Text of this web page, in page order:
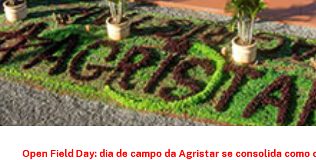
Open Field Day: dia de campo da Agristar se consolida como